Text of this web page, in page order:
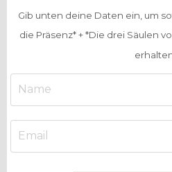
Gib unten deine Daten ein, um
die Präsenz* + *Die drei Säulen